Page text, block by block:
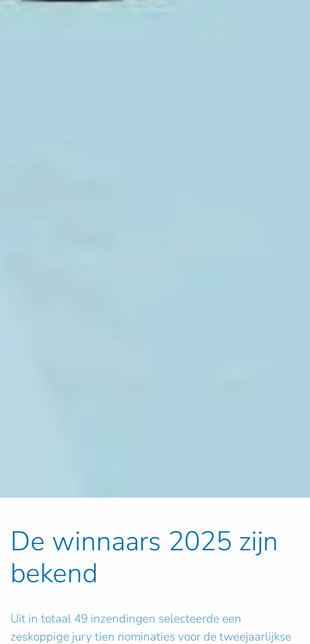
De winnaars 2025 zijn
bekend
Uit in totaal 49 inzendingen selecteerde een
zeskoppige jury tien nominaties voor de tweejaarlijkse